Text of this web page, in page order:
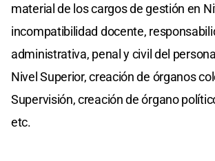
material de los cargos de gestión en
incompatibilidad docente,
administrativa, penal y civil del
Nivel Superior, creación de órganos
Supervisión, creación de órgano
etc.